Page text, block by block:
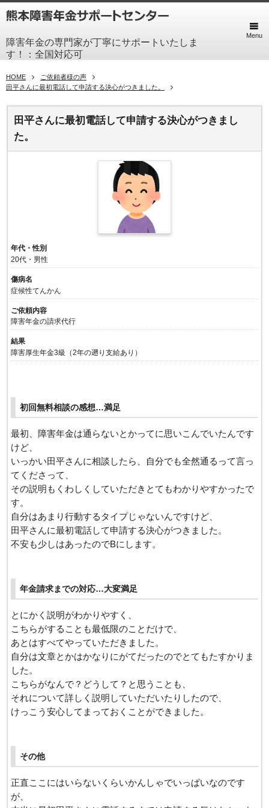
障害年金の専門家が丁寧にサポートいたしま
す！：全国対応可
Menu
HOME
ご依頼者様の声
田平さんに最初電話して申請する決心がつきました。
田平さんに最初電話して申請する決心がつきまし
た。
年代・性別
20代・男性
傷病名
症候性てんかん
ご依頼内容
障害年金の請求代行
結果
障害厚生年金3級（2年の遡り支給あり）
初回無料相談の感想…満足
最初、障害年金は通らないとかってに思いこんでいたんです
けど、
いっかい田平さんに相談したら、自分でも全然通るって言っ
てくださって、
その説明もくわしくしていただきとてもわかりやすかったで
す。
自分はあまり行動するタイプじゃないんですけど、
田平さんに最初電話して申請する決心がつきました。
不安も少しはあったのでBにします。
年金請求までの対応…大変満足
とにかく説明がわかりやすく、
こちらがすることも最低限のことだけで、
あとはすべてやっていただきました。
自分は文章とかはかなりにがてだったのでとてもたすかりま
した。
こちらがなんで？どうして？と思うことも、
それについて詳しく説明していただいたりしたので、
けっこう安心してまっておくことができました。
その他
正直ここにはいらないくらいかんしゃでいっぱいなのです
が、